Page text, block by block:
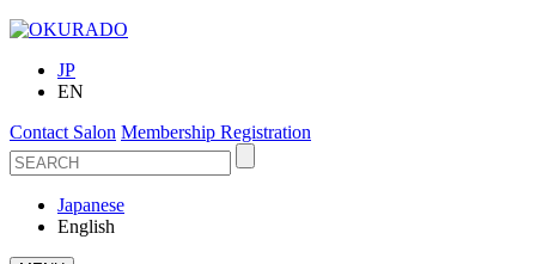
JP
EN
Contact Salon Membership Registration
Japanese
English